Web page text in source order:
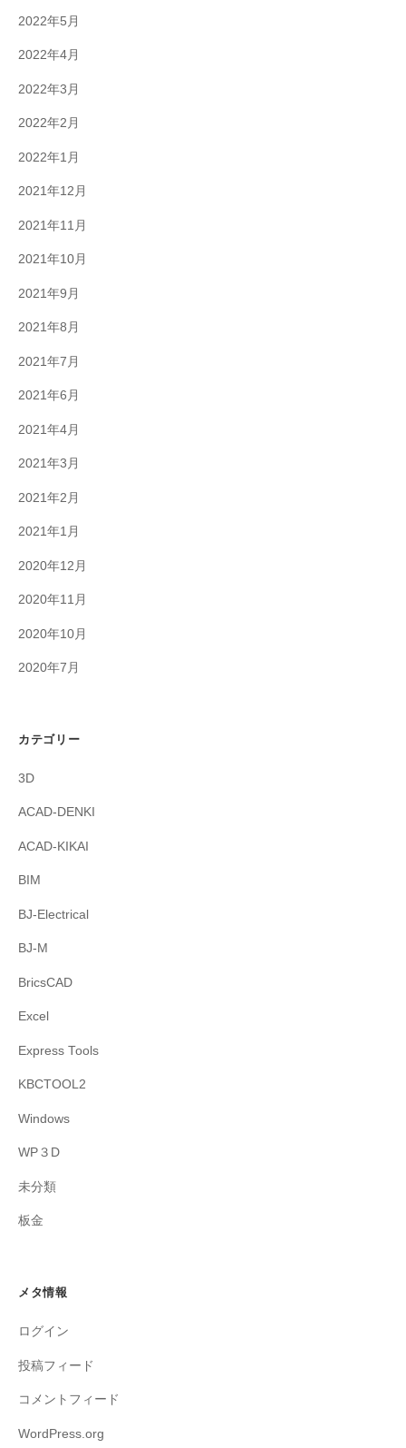
2022年5月
2022年4月
2022年3月
2022年2月
2022年1月
2021年12月
2021年11月
2021年10月
2021年9月
2021年8月
2021年7月
2021年6月
2021年4月
2021年3月
2021年2月
2021年1月
2020年12月
2020年11月
2020年10月
2020年7月
カテゴリー
3D
ACAD-DENKI
ACAD-KIKAI
BIM
BJ-Electrical
BJ-M
BricsCAD
Excel
Express Tools
KBCTOOL2
Windows
WP３D
未分類
板金
メタ情報
ログイン
投稿フィード
コメントフィード
WordPress.org